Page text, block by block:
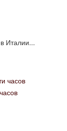
Италии...